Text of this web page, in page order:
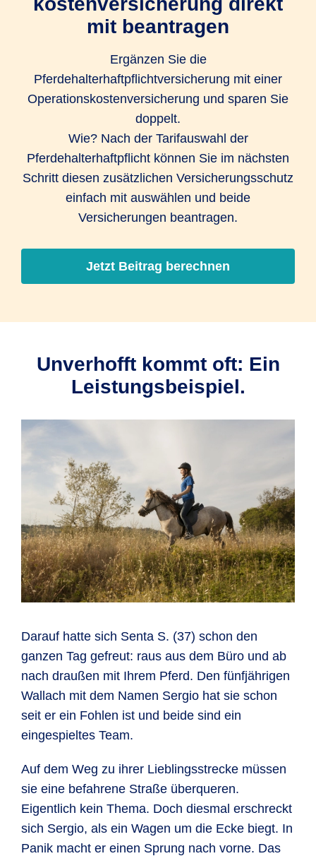
mit beantragen
Ergänzen Sie die
Pferdehalterhaftpflichtversicherung mit einer
Operations­kosten­versicherung und sparen Sie
doppelt.
Wie? Nach der Tarifauswahl der
Pferdehalterhaftpflicht können Sie im nächsten
Schritt diesen zusätzlichen Versicherungsschutz
einfach mit auswählen und beide
Versicherungen beantragen.
Jetzt Beitrag berechnen
Unverhofft kommt oft: Ein
Leistungsbeispiel.
Darauf hatte sich Senta S. (37) schon den
ganzen Tag gefreut: raus aus dem Büro und ab
nach draußen mit Ihrem Pferd. Den fünfjährigen
Wallach mit dem Namen Sergio hat sie schon
seit er ein Fohlen ist und beide sind ein
eingespieltes Team.
Auf dem Weg zu ihrer Lieblingsstrecke müssen
sie eine befahrene Straße überqueren.
Eigentlich kein Thema. Doch diesmal erschreckt
sich Sergio, als ein Wagen um die Ecke biegt. In
Panik macht er einen Sprung nach vorne. Das